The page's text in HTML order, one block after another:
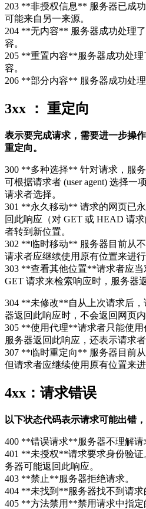
203 **非授权信息** 服务器已成
可能来自另一来源。
204 **无内容** 服务器成功处理
容。
205 **重置内容**服务器成功处
容。
206 **部分内容** 服务器成功处理
3xx ： 重定向
表示要完成请求，需要进一步操
重定向。
300 **多种选择** 针对请求，服
可根据请求者 (user agent) 选择一
请求者选择。
301 **永久移动** 请求的网页已
回此响应（对 GET 或 HEAD 请
者转到新位置。
302 **临时移动** 服务器目前从
请求者应继续使用原有位置来进行
303 **查看其他位置**请求者应
GET 请求来检索响应时，服务器
304 **未修改**自从上次请求后
器返回此响应时，不会返回网页内
305 **使用代理**请求者只能使
服务器返回此响应，还表示请求者
307 **临时重定向** 服务器目前
但请求者应继续使用原有位置来进
4xx：请求错误
以下状态代码表示请求可能出错
400 **错误请求**服务器不理解请
401 **未授权**请求要求身份验
务器可能返回此响应。
403 **禁止**服务器拒绝请求。
404 **未找到**服务器找不到请求
405 **方法禁用**禁用请求中指定